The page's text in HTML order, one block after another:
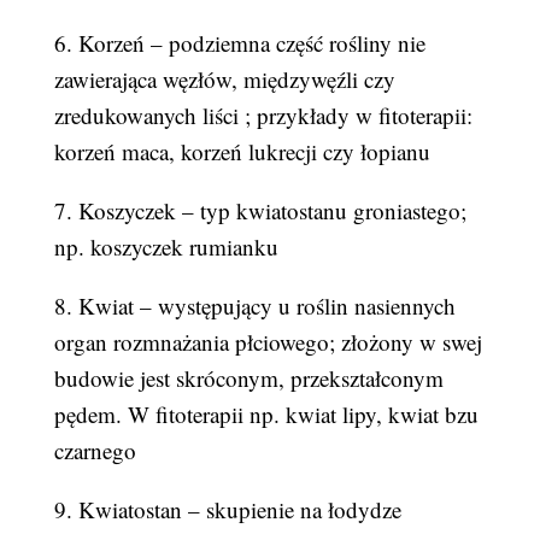
6. Korzeń – podziemna część rośliny nie
zawierająca węzłów, międzywęźli czy
zredukowanych liści ; przykłady w fitoterapii:
korzeń maca, korzeń lukrecji czy łopianu
7. Koszyczek – typ kwiatostanu groniastego;
np. koszyczek rumianku
8. Kwiat – występujący u roślin nasiennych
organ rozmnażania płciowego; złożony w swej
budowie jest skróconym, przekształconym
pędem. W fitoterapii np. kwiat lipy, kwiat bzu
czarnego
9. Kwiatostan – skupienie na łodydze